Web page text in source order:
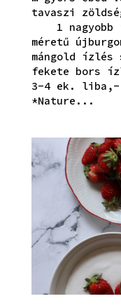
tavaszi
1 nagyobb
méretű
mángold
fekete bors
3-4 ek.
*Nature...